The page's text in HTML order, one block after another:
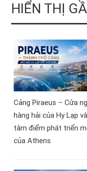
với chi phí ưu đãi cho
chuyến đi 4N3Đ.
HIỂN THỊ
Cảng Piraeus – Cửa
hàng hải của Hy Lạp và
tâm điểm phát triển
của Athens